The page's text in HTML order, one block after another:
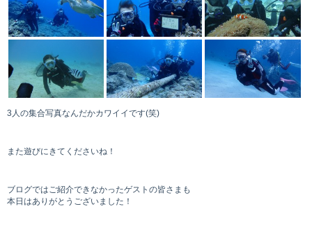
3人の集合写真なんだかカワイイです(笑)
また遊びにきてくださいね！
ブログではご紹介できなかったゲストの皆さまも
本日はありがとうございました！